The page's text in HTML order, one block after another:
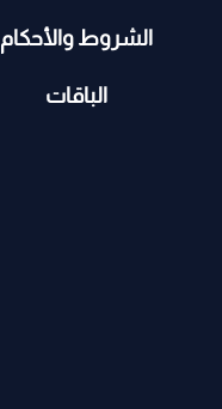
الشروط والأحكام
الباقات